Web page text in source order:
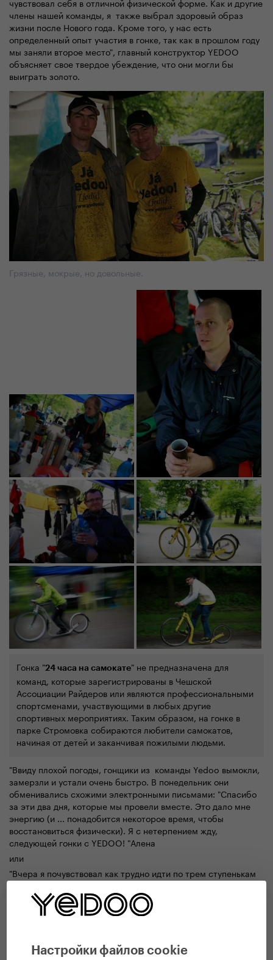
Настройки файлов cookie
члены нашей команды, я также выбрал здоровый образ
жизни после Нового года. Кроме того, у нас есть
определенный опыт участия в гонке, так как в прошлом году
мы заняли второе место", главный конструктор YEDOO
объясняет свое твердое убеждение, что они могли бы
выиграть золото.
Грязные, мокрые, но довольные.
Гонка "24 часа на самокате" не предназначена для
команд, которые зарегистрированы в Чешской
Ассоциации Райдеров или являются профессиональными
спортсменами, участвующими в любых другие
спортивных мероприятиях. Таким образом, на гонке в
парке Стромовка собираются любители самокатов,
начиная от детей и заканчивая пожилыми людьми.
"Ввиду плохой погоды, гонщики из команды Yedoo вымокли,
замерзли и устали очень быстро. В понедельник они
обменивались схожими электронными письмами: "Спасибо
за эти два дня, которые мы провели вместе. Это дало мне
энергию (и ... понадобится некоторое время, чтобы
восстановиться физически). Я с нетерпением жду,
следующей гонки с YEDOO! "Алена
или
"Вчера я почувствовал как трудно идти по трем ступенькам
и еще труднее для меня оказалось поднимать моего сына
Сэма на руки. Я не мог себе представить, что мышцы могут
причинить мне такую боль после поездки на самокате. Да,
самом деле. :-)) Марек